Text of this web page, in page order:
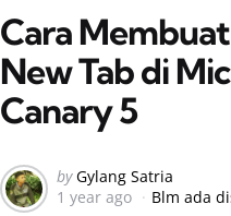
Cara
New Tab di
Canary 5
Posted
by
by Gylang Satria
1 year ago
Blm ada